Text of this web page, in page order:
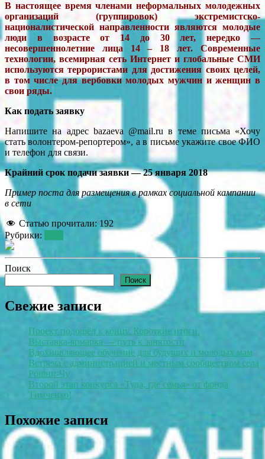
В настоящее время членами неформальных молодежных
организаций (группировок) экстремистско-
националистической направленности являются молодые
люди в возрасте от 14 до 30 лет, нередко —
несовершеннолетние лица 14 – 18 лет. Современные
технологии, всемирная сеть Интернет и глобальные СМИ
используются террористами для достижения своих целей,
в том числе для вербовки молодых мужчин и женщин в
свои ряды.
Как подать заявку
Напишите на адрес bazaeva @mail.ru в теме письма «Хочу
стать волонтером-репортером», а в письме укажите свое ФИО
и телефон для связи.
Крайний срок подачи заявки — 25 января 2018
Пример поста для размещения в рамках социальной кампании
в сети
Статью прочитали: 192
Рубрики:
Поиск
Поиск
Свежие записи
Проект подошёл к концу. Короткие итоги.
Выставка-ярмарка — путь к занятости
Вдохновляющее обучение для будущих и молодых мам
Встреча с администрацией и местным сообществом села
Рошни-Чу
Второй этап конкурса «Туда, где семья» от фонда
Тимченко!
Похожие записи